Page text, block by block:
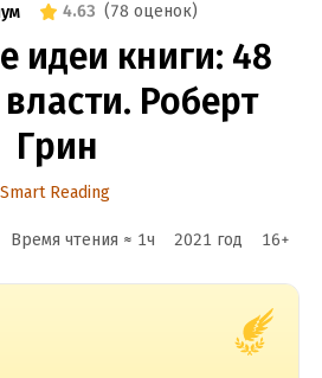
4.63 (78 оценок)
идеи книги: 48
Роберт
Грин
Smart Reading
Время чтения ≈ 1ч 2021 год 16+